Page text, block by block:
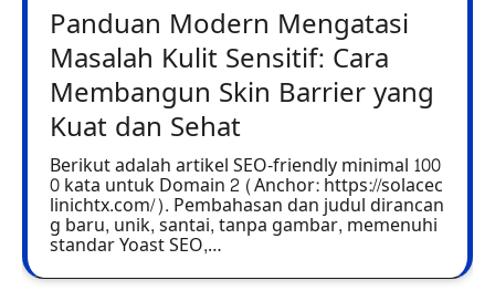
Panduan Modern Mengatasi
Masalah Kulit Sensitif: Cara
Membangun Skin Barrier yang
Kuat dan Sehat
Berikut adalah artikel SEO-friendly minimal 100
0 kata untuk Domain 2 (Anchor: https://solacec
linichtx.com/). Pembahasan dan judul dirancan
g baru, unik, santai, tanpa gambar, memenuhi
standar Yoast SEO,…